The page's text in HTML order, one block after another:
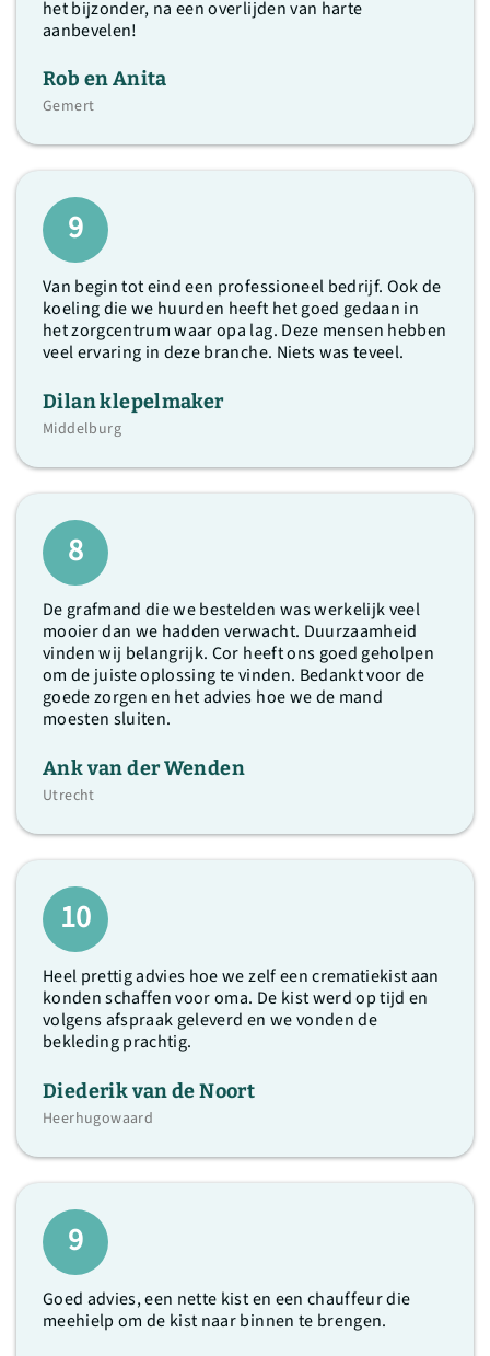
het bijzonder, na een overlijden van harte
aanbevelen!
Rob en Anita
Gemert
9
Van begin tot eind een professioneel bedrijf. Ook de
koeling die we huurden heeft het goed gedaan in
het zorgcentrum waar opa lag. Deze mensen hebben
veel ervaring in deze branche. Niets was teveel.
Dilan klepelmaker
Middelburg
8
De grafmand die we bestelden was werkelijk veel
mooier dan we hadden verwacht. Duurzaamheid
vinden wij belangrijk. Cor heeft ons goed geholpen
om de juiste oplossing te vinden. Bedankt voor de
goede zorgen en het advies hoe we de mand
moesten sluiten.
Ank van der Wenden
Utrecht
10
Heel prettig advies hoe we zelf een crematiekist aan
konden schaffen voor oma. De kist werd op tijd en
volgens afspraak geleverd en we vonden de
bekleding prachtig.
Diederik van de Noort
Heerhugowaard
9
Goed advies, een nette kist en een chauffeur die
meehielp om de kist naar binnen te brengen.